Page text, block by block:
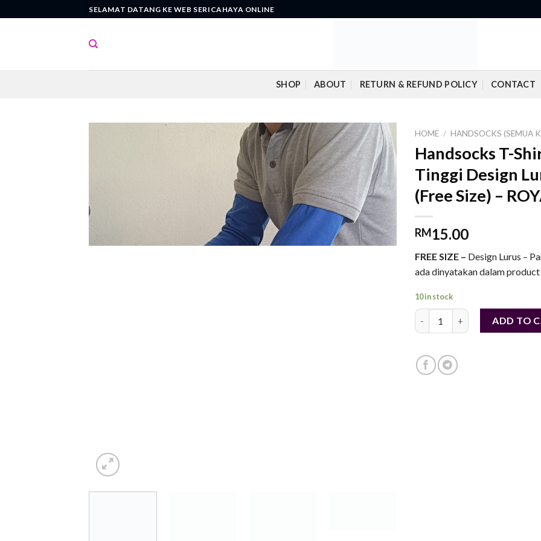
to
SELAMAT DATANG KE WEB SERICAHAYA ONLINE
SHOP ABOUT RETURN & REFUND POLICY CONTACT
Add to
wishlist
HOME / HANDSOCKS (SEMUA
Handsocks T-
Tinggi Design
(Free Size) –
RM15.00
FREE SIZE – Design Lurus –
ada dinyatakan dalam
10 in stock
Handsocks T-Shirt Besar
ADD TO